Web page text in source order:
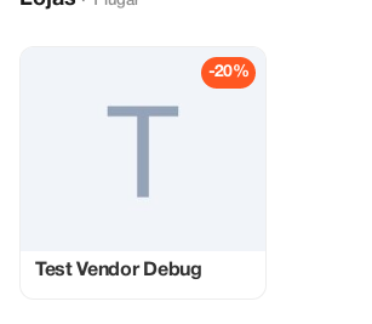
-20%
Test Vendor Debug